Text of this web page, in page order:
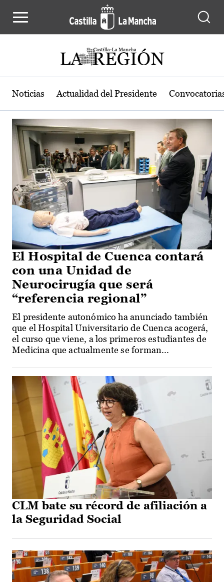
Actualidad de la región de Castilla-
Noticias Actualidad del Presidente
El Hospital de Cuenca contará
con una Unidad de
Neurocirugía que será
“referencia regional”
El presidente autonómico ha anunciado también
que el Hospital Universitario de Cuenca acogerá,
el curso que viene, a los primeros estudiantes de
Medicina que actualmente se forman...
CLM bate su récord de afiliación a
la Seguridad Social